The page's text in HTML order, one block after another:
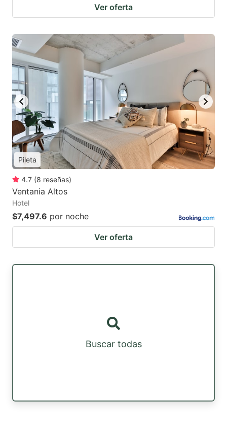
Ver oferta
Pileta
4.7 (8 reseñas)
Ventania Altos
Hotel
$7,497.6 por noche
Ver oferta
Buscar todas